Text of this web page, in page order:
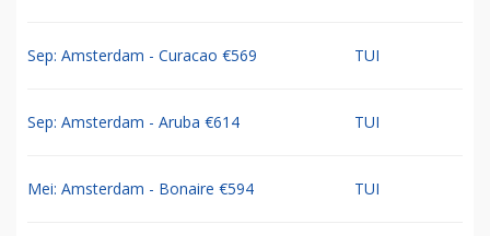
Sep: Amsterdam - Curacao €569 TUI
Sep: Amsterdam - Aruba €614 TUI
Mei: Amsterdam - Bonaire €594 TUI